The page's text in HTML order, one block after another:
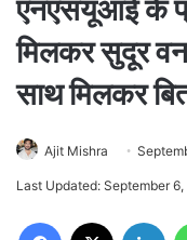
एनएसयूआई के
मिलकर सुदूर
साथ मिलकर
Ajit Mishra
Last Updated: September
Facebook